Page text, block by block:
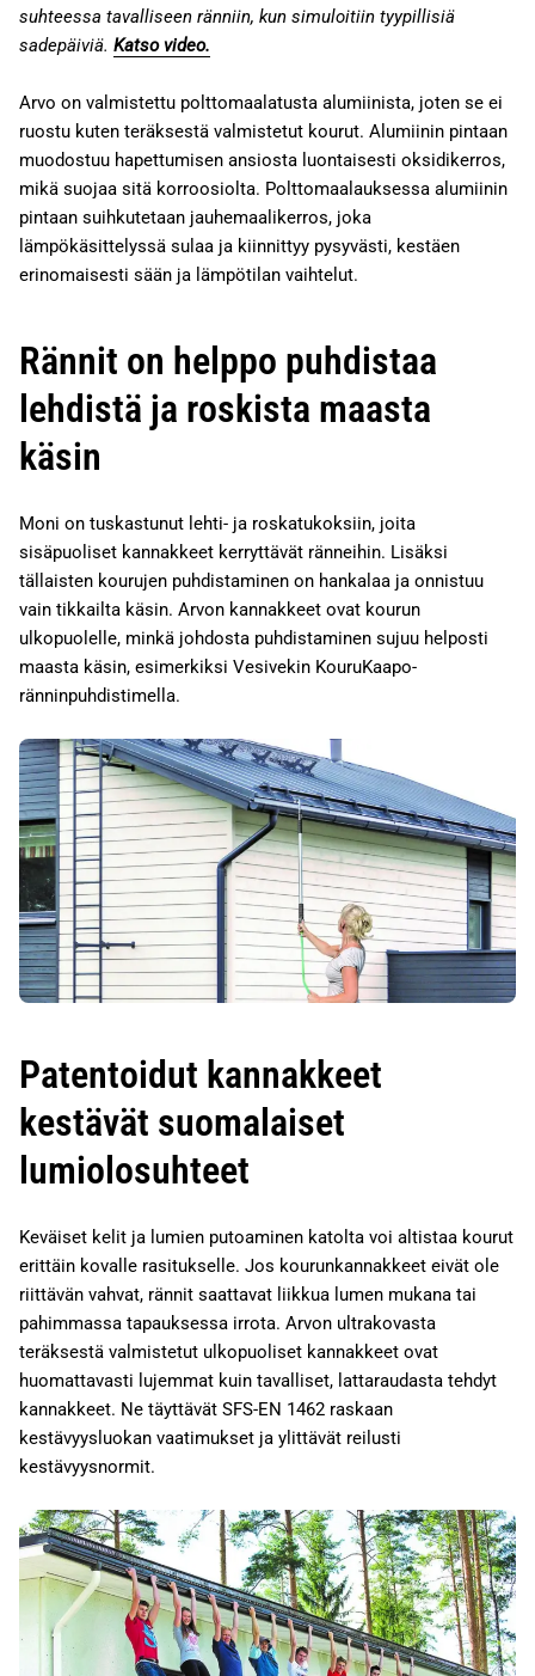
suhteessa tavalliseen ränniin, kun simuloitiin tyypillisiä
sadepäiviä. Katso video.
Arvo on valmistettu polttomaalatusta alumiinista, joten se ei
ruostu kuten teräksestä valmistetut kourut. Alumiinin pintaan
muodostuu hapettumisen ansiosta luontaisesti oksidikerros,
mikä suojaa sitä korroosiolta. Polttomaalauksessa alumiinin
pintaan suihkutetaan jauhemaalikerros, joka
lämpökäsittelyssä sulaa ja kiinnittyy pysyvästi, kestäen
erinomaisesti sään ja lämpötilan vaihtelut.
Rännit on helppo puhdistaa
lehdistä ja roskista maasta
käsin
Moni on tuskastunut lehti- ja roskatukoksiin, joita
sisäpuoliset kannakkeet kerryttävät ränneihin. Lisäksi
tällaisten kourujen puhdistaminen on hankalaa ja onnistuu
vain tikkailta käsin. Arvon kannakkeet ovat kourun
ulkopuolelle, minkä johdosta puhdistaminen sujuu helposti
maasta käsin, esimerkiksi Vesivekin KouruKaapo-
ränninpuhdistimella.
Patentoidut kannakkeet
kestävät suomalaiset
lumiolosuhteet
Keväiset kelit ja lumien putoaminen katolta voi altistaa kourut
erittäin kovalle rasitukselle. Jos kourunkannakkeet eivät ole
riittävän vahvat, rännit saattavat liikkua lumen mukana tai
pahimmassa tapauksessa irrota. Arvon ultrakovasta
teräksestä valmistetut ulkopuoliset kannakkeet ovat
huomattavasti lujemmat kuin tavalliset, lattaraudasta tehdyt
kannakkeet. Ne täyttävät SFS-EN 1462 raskaan
kestävyysluokan vaatimukset ja ylittävät reilusti
kestävyysnormit.